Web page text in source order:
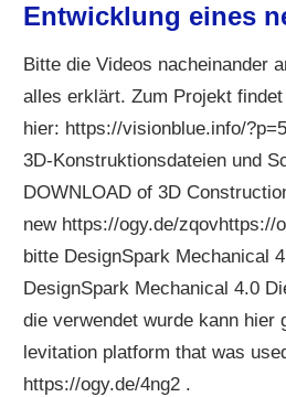
Entwicklung eines
Bitte die Videos nacheinander
alles erklärt. Zum Projekt
hier: https://visionblue.info/
3D-Konstruktionsdateien und
DOWNLOAD of 3D
new https://ogy.de/zqovhttps://
bitte DesignSpark Mechanical
DesignSpark Mechanical 4.0
die verwendet wurde kann hier
levitation platform that was
https://ogy.de/4ng2 .